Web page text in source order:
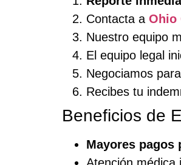
Contacta a Ohio
Nuestro equipo
El equipo legal
Negociamos
Recibes tu
Beneficios de
Mayores pagos